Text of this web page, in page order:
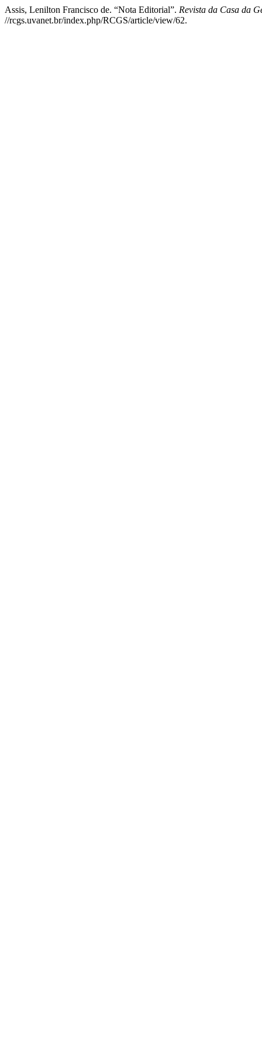
Assis, Lenilton Francisco de. “Nota Editorial”. Revista da Casa da
//rcgs.uvanet.br/index.php/RCGS/article/view/62.